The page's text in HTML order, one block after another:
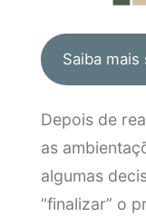
Saiba
Depois de
as
algumas
“finalizar” o